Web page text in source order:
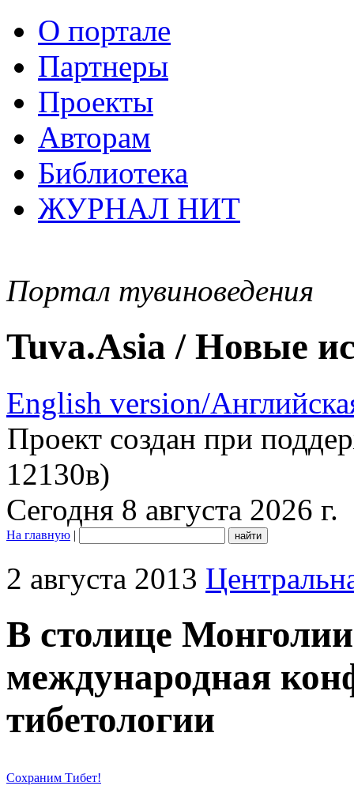
О портале
Партнеры
Проекты
Авторам
Библиотека
ЖУРНАЛ НИТ
Портал тувиноведения
Tuva.Asia / Новые
English version/
Проект создан при
12130в)
Сегодня 8 августа 2026 г.
На главную |
2 августа 2013
В столице
международная
тибетологии
Сохраним Тибет!